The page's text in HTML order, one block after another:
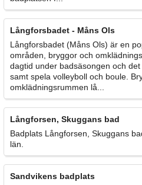
Långforsbadet - Måns Ols
Långforsbadet (Måns Ols) är en
områden, bryggor och
dagtid under badsäsongen och
samt spela volleyboll och boule.
omklädningsrummen lå...
Långforsen, Skuggans bad
Badplats Långforsen, Skuggans
län.
Sandvikens badplats